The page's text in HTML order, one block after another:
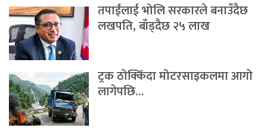
तपाईंलाई भोलि सरकारले बनाउँदैछ
लखपति, बाँड्दैछ २५ लाख
ट्रक ठोक्किँदा मोटरसाइकलमा आगो
लागेपछि…